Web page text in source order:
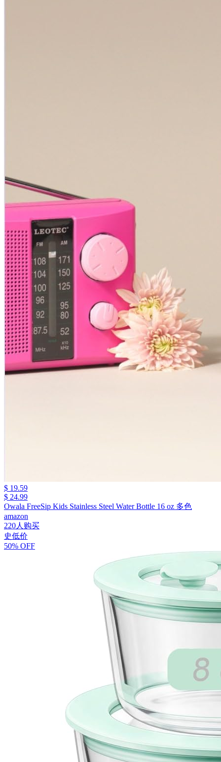
$ 19.59
$ 24.99
Owala FreeSip Kids Stainless Steel Water Bottle 16 oz 多色
amazon
220人购买
史低价
50% OFF